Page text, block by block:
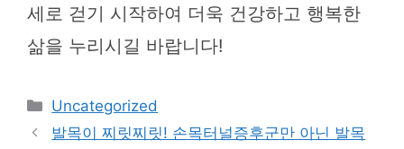
세로 걷기 시작하여 더욱 건강하고 행복한
삶을 누리시길 바랍니다!
카
테
Uncategorized
발목이 찌릿찌릿! 손목터널증후군만 아닌 발목